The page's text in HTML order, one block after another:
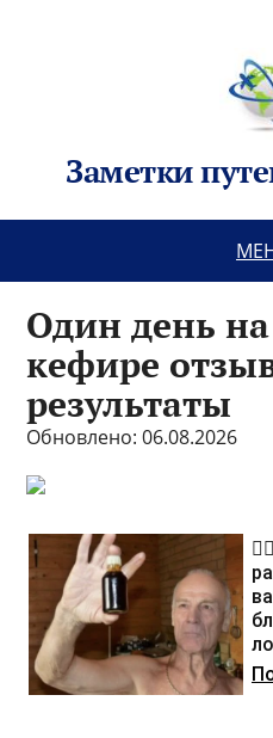
Заметки
Один день
кефире
результаты
Обновлено: 06.08.2026